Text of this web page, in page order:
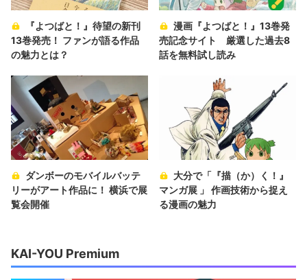
『よつばと！』待望の新刊
13巻発売！ ファンが語る作品
の魅力とは？
漫画『よつばと！』13巻発
売記念サイト 厳選した過去8
話を無料試し読み
ダンボーのモバイルバッテ
リーがアート作品に！ 横浜で展
覧会開催
大分で「『描（か）く！』
マンガ展 」 作画技術から捉え
る漫画の魅力
KAI-YOU Premium